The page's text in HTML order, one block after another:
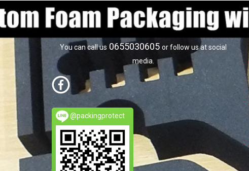
You can call us 0655030605 or follow us at social
media.
@packingprotect